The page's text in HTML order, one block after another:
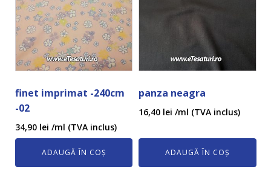
finet imprimat -240cm
-02
34,90 lei /ml (TVA inclus)
ADAUGĂ ÎN COȘ
panza neagra
16,40 lei /ml (TVA inclus)
ADAUGĂ ÎN COȘ